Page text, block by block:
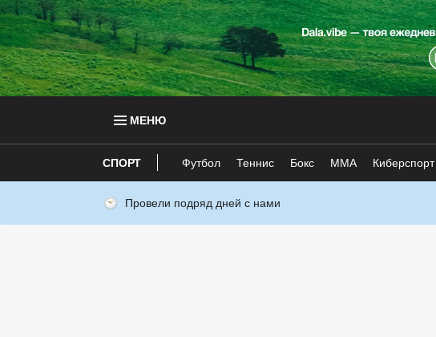
МЕНЮ
СПОРТ Футбол Теннис Бокс ММА Киберспорт
Провели подряд дней с нами